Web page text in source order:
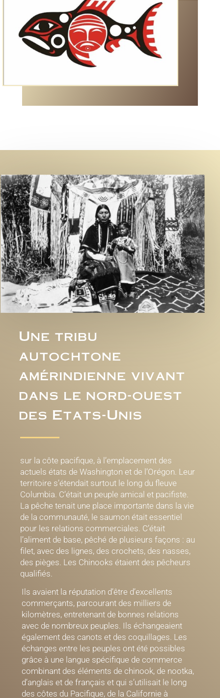
Une tribu
autochtone
amérindienne vivant
dans le nord-ouest
des Etats-Unis
sur la côte pacifique, à l’emplacement des
actuels états de Washington et de l’Orégon. Leur
territoire s’étendait surtout le long du fleuve
Columbia. C’était un peuple amical et pacifiste.
La pêche tenait une place importante dans la vie
de la communauté, le saumon était essentiel
pour les relations commerciales. C’était
l’aliment de base, pêché de plusieurs façons : au
filet, avec des lignes, des crochets, des nasses,
des pièges. Les Chinooks étaient des pêcheurs
qualifiés.
Ils avaient la réputation d’être d’excellents
commerçants, parcourant des milliers de
kilomètres, entretenant de bonnes relations
avec de nombreux peuples. Ils échangeaient
également des canots et des coquillages. Les
échanges entre les peuples ont été possibles
grâce à une langue spécifique de commerce
combinant des éléments de chinook, de nootka,
d’anglais et de français et qui s’utilisait le long
des côtes du Pacifique, de la Californie à